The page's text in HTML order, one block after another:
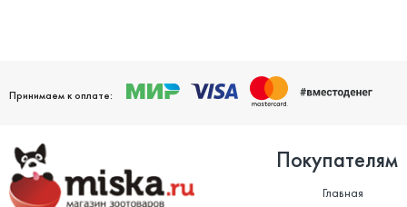
Принимаем к оплате:
Покупателям
Главная